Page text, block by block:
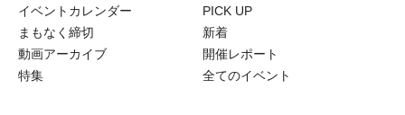
イベントカレンダー
PICK UP
まもなく締切
新着
動画アーカイブ
開催レポート
特集
全てのイベント